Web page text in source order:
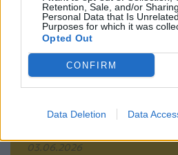
Retention, Sale, and/or
Personal Data that Is
Purposes for which it was
Opted Out
CONFIRM
Data Deletion Data
Το στενόνι με
λάστιχο σε
παιδεύει; Δες πώς
να το διπλώνεις σε
03.06.2026